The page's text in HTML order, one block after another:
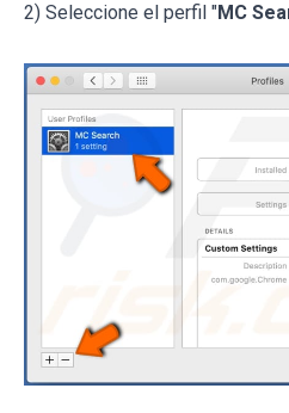
2) Seleccione el perfil "MC